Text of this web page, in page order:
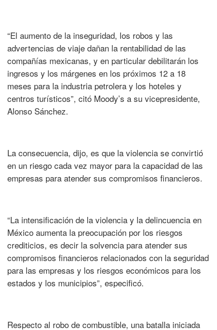
“El aumento de la inseguridad, los robos y las
advertencias de viaje dañan la rentabilidad de las
compañías mexicanas, y en particular debilitarán los
ingresos y los márgenes en los próximos 12 a 18
meses para la industria petrolera y los hoteles y
centros turísticos”, citó Moody’s a su vicepresidente,
Alonso Sánchez.
La consecuencia, dijo, es que la violencia se convirtió
en un riesgo cada vez mayor para la capacidad de las
empresas para atender sus compromisos financieros.
“La intensificación de la violencia y la delincuencia en
México aumenta la preocupación por los riesgos
crediticios, es decir la solvencia para atender sus
compromisos financieros relacionados con la seguridad
para las empresas y los riesgos económicos para los
estados y los municipios”, especificó.
Respecto al robo de combustible, una batalla iniciada